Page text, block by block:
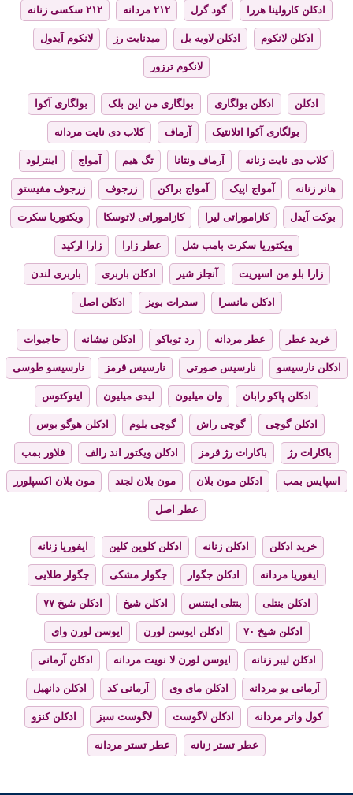
ادکلن کارولینا هررا گود گرل ۲۱۲ مردانه ۲۱۲ سکسی زنانه
ادکلن لانکوم ادکلن لاویه بل میدنایت رز لانکوم آیدول
لانکوم ترزور
ادکلن ادکلن بولگاری بولگاری من این بلک بولگاری آکوا
بولگاری آکوا اتلانتیک آرماف کلاب دی نایت مردانه
کلاب دی نایت زنانه آرماف ونتانا تگ هیم آمواج اینترلود
هانر زنانه آمواج اپیک آمواج براکن زرجوف زرجوف مفیستو
بوکت آیدل کازاموراتی لیرا کازاموراتی لاتوسکا ویکتوریا سکرت
ویکتوریا سکرت بامب شل عطر زارا زارا ارکید
زارا بلو من اسپریت آنجلز شیر ادکلن باربری باربری لندن
ادکلن مانسرا سدرات بویز ادکلن اصل
خرید عطر عطر مردانه رد توباکو ادکلن نیشانه حاجیوات
ادکلن نارسیسو نارسیس صورتی نارسیس قرمز نارسیسو طوسی
ادکلن پاکو رابان وان میلیون لیدی میلیون اینوکتوس
ادکلن گوچی گوچی راش گوچی بلوم ادکلن هوگو بوس
باکارات رژ باکارات رژ قرمز ادکلن ویکتور اند رالف فلاور بمب
اسپایس بمب ادکلن مون بلان مون بلان لجند مون بلان اکسپلورر
عطر اصل
خرید ادکلن ادکلن زنانه ادکلن کلوین کلین ایفوریا زنانه
ایفوریا مردانه ادکلن جگوار جگوار مشکی جگوار طلایی
ادکلن بنتلی بنتلی اینتنس ادکلن شیخ ادکلن شیخ ۷۷
ادکلن شیخ ۷۰ ادکلن ایوسن لورن ایوسن لورن وای
ادکلن لیبر زنانه ایوسن لورن لا نویت مردانه ادکلن آرمانی
آرمانی یو مردانه ادکلن مای وی آرمانی کد ادکلن دانهیل
کول واتر مردانه ادکلن لاگوست لاگوست سبز ادکلن کنزو
عطر تستر زنانه عطر تستر مردانه